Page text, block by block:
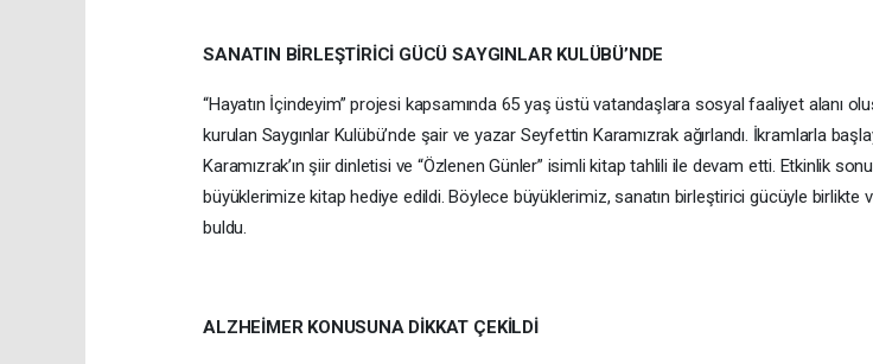
SANATIN BİRLEŞTİRİCİ GÜCÜ SAYGINLAR KULÜBÜ’NDE
“Hayatın İçindeyim” projesi kapsamında 65 yaş üstü vatandaşlara sosyal faaliyet alanı
kurulan Saygınlar Kulübü’nde şair ve yazar Seyfettin Karamızrak ağırlandı. İkramlarla
Karamızrak’ın şiir dinletisi ve “Özlenen Günler” isimli kitap tahlili ile devam etti. Etkinlik
büyüklerimize kitap hediye edildi. Böylece büyüklerimiz, sanatın birleştirici gücüyle birlikte
buldu.
ALZHEİMER KONUSUNA DİKKAT ÇEKİLDİ